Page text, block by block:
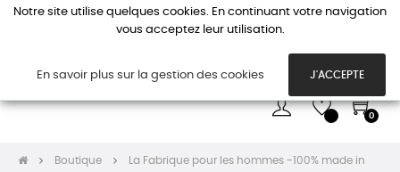
la
0
Boutique
La Fabrique pour les hommes -100% made in
Notre site utilise quelques cookies. En continuant votre navigation
vous acceptez leur utilisation.
En savoir plus sur la gestion des cookies J'ACCEPTE